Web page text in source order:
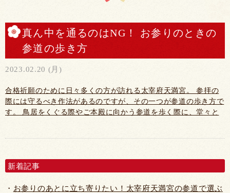
真ん中を通るのはNG！ お参りのときの
参道の歩き方
2023.02.20 (月)
合格祈願のために日々多くの方が訪れる太宰府天満宮。 参拝の
際には守るべき作法があるのですが、その一つが参道の歩き方で
す。 鳥居をくぐる際やご本殿に向かう参道を歩く際に、堂々と
新着記事
お参りのあとに立ち寄りたい！太宰府天満宮の参道で選ぶ